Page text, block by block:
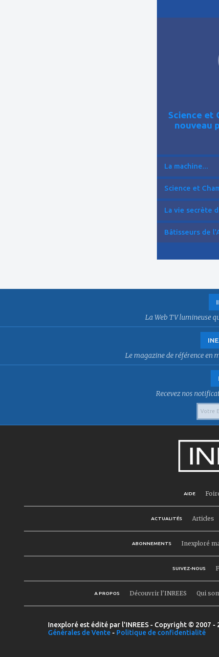
Science et
nouveau
La machine...
Science et
La vie secrète
Bâtisseurs de
La Web TV lumineuse
Le magazine de référence en
Recevez nos
AIDE
ACTUALITÉS Articles
ABONNEMENTS Inexploré
SUIVEZ-NOUS
A PROPOS Découvrir l'INREES Qui
Inexploré est édité par l'INREES - Copyright © 2007
Générales de Vente - Politique de confidentialité